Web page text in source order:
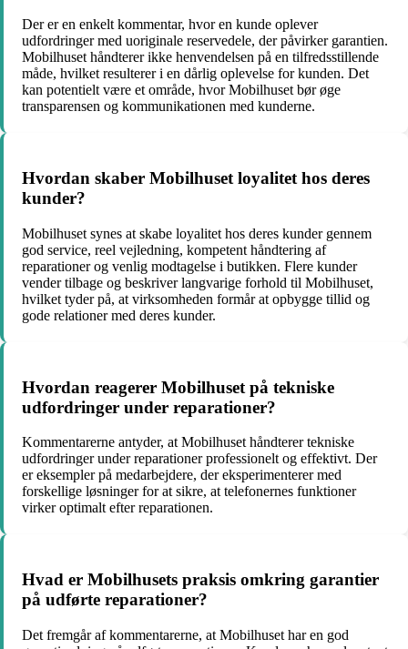
Der er en enkelt kommentar, hvor en kunde oplever
udfordringer med uoriginale reservedele, der påvirker garantien.
Mobilhuset håndterer ikke henvendelsen på en tilfredsstillende
måde, hvilket resulterer i en dårlig oplevelse for kunden. Det
kan potentielt være et område, hvor Mobilhuset bør øge
transparensen og kommunikationen med kunderne.
Hvordan skaber Mobilhuset loyalitet hos deres
kunder?
Mobilhuset synes at skabe loyalitet hos deres kunder gennem
god service, reel vejledning, kompetent håndtering af
reparationer og venlig modtagelse i butikken. Flere kunder
vender tilbage og beskriver langvarige forhold til Mobilhuset,
hvilket tyder på, at virksomheden formår at opbygge tillid og
gode relationer med deres kunder.
Hvordan reagerer Mobilhuset på tekniske
udfordringer under reparationer?
Kommentarerne antyder, at Mobilhuset håndterer tekniske
udfordringer under reparationer professionelt og effektivt. Der
er eksempler på medarbejdere, der eksperimenterer med
forskellige løsninger for at sikre, at telefonernes funktioner
virker optimalt efter reparationen.
Hvad er Mobilhusets praksis omkring garantier
på udførte reparationer?
Det fremgår af kommentarerne, at Mobilhuset har en god